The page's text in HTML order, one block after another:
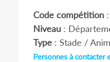
Code compétition:
Niveau:
Type: Stade /
Personnes à contacter